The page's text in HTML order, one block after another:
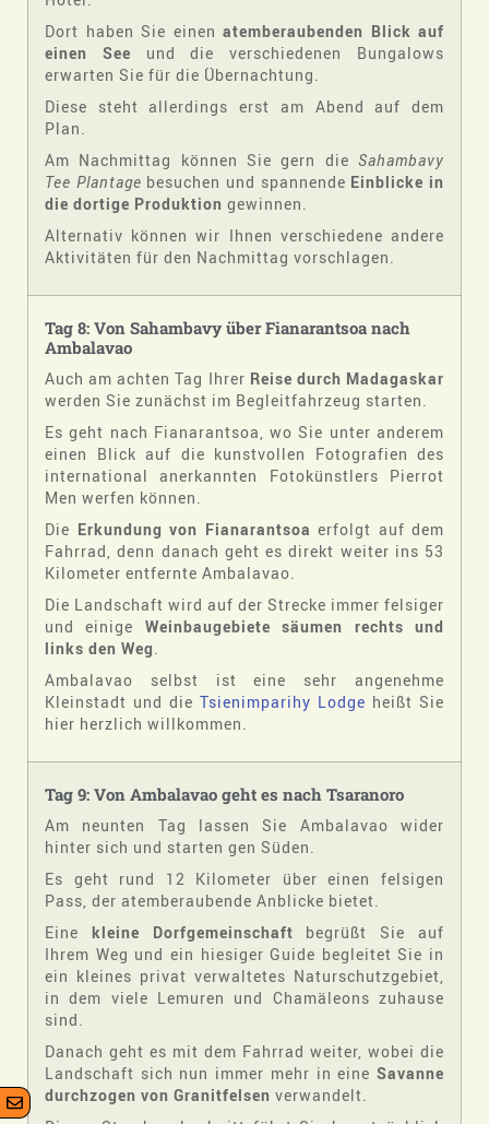
Dort haben Sie einen atemberaubenden Blick auf
einen See und die verschiedenen Bungalows
erwarten Sie für die Übernachtung.
Diese steht allerdings erst am Abend auf dem
Plan.
Am Nachmittag können Sie gern die Sahambavy
Tee Plantage besuchen und spannende Einblicke in
die dortige Produktion gewinnen.
Alternativ können wir Ihnen verschiedene andere
Aktivitäten für den Nachmittag vorschlagen.
Tag 8: Von Sahambavy über Fianarantsoa nach
Ambalavao
Auch am achten Tag Ihrer Reise durch Madagaskar
werden Sie zunächst im Begleitfahrzeug starten.
Es geht nach Fianarantsoa, wo Sie unter anderem
einen Blick auf die kunstvollen Fotografien des
international anerkannten Fotokünstlers Pierrot
Men werfen können.
Die Erkundung von Fianarantsoa erfolgt auf dem
Fahrrad, denn danach geht es direkt weiter ins 53
Kilometer entfernte Ambalavao.
Die Landschaft wird auf der Strecke immer felsiger
und einige Weinbaugebiete säumen rechts und
links den Weg.
Ambalavao selbst ist eine sehr angenehme
Kleinstadt und die Tsienimparihy Lodge heißt Sie
hier herzlich willkommen.
Tag 9: Von Ambalavao geht es nach Tsaranoro
Am neunten Tag lassen Sie Ambalavao wider
hinter sich und starten gen Süden.
Es geht rund 12 Kilometer über einen felsigen
Pass, der atemberaubende Anblicke bietet.
Eine kleine Dorfgemeinschaft begrüßt Sie auf
Ihrem Weg und ein hiesiger Guide begleitet Sie in
ein kleines privat verwaltetes Naturschutzgebiet,
in dem viele Lemuren und Chamäleons zuhause
sind.
Danach geht es mit dem Fahrrad weiter, wobei die
Landschaft sich nun immer mehr in eine Savanne
durchzogen von Granitfelsen verwandelt.